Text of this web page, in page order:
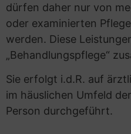
dürfen daher nur von
oder examinierten
werden. Diese
„Behandlungspflege“
Sie erfolgt i.d.R. auf
im häuslichen Umfeld
Person durchgeführt.